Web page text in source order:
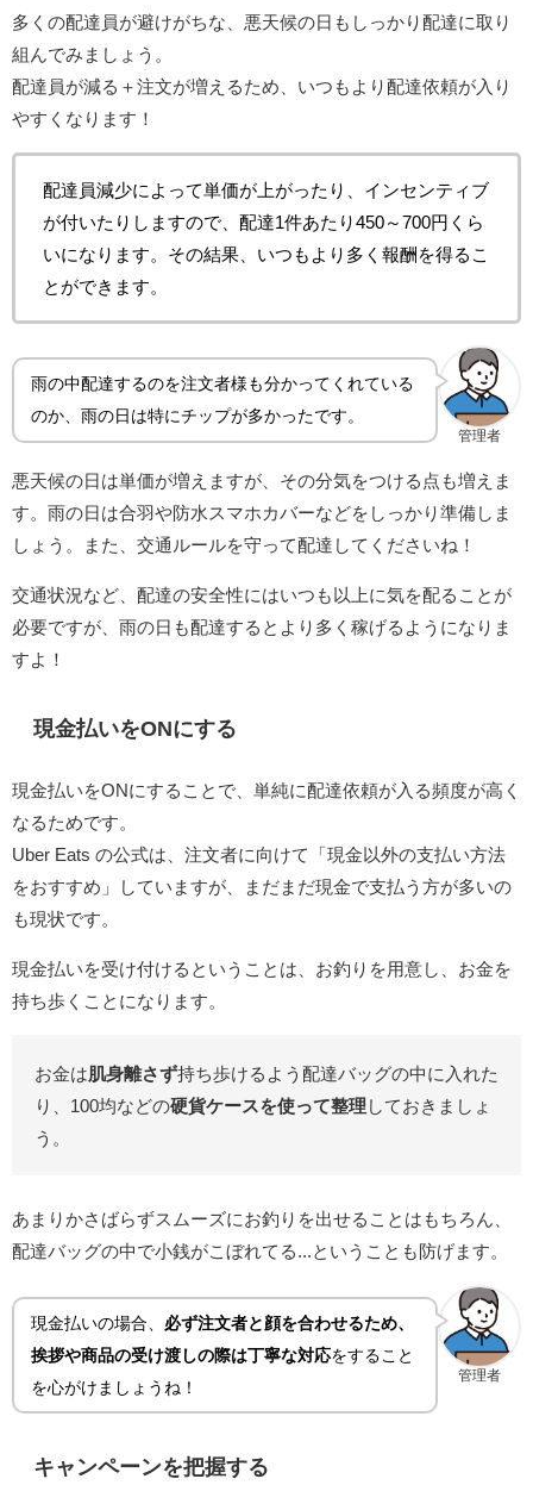
多くの配達員が避けがちな、悪天候の日もしっかり配達に取り
組んでみましょう。
配達員が減る＋注文が増えるため、いつもより配達依頼が入り
やすくなります！
配達員減少によって単価が上がったり、インセンティブ
が付いたりしますので、配達1件あたり450～700円くら
いになります。その結果、いつもより多く報酬を得るこ
とができます。
管理者
雨の中配達するのを注文者様も分かってくれている
のか、雨の日は特にチップが多かったです。
悪天候の日は単価が増えますが、その分気をつける点も増えま
す。雨の日は合羽や防水スマホカバーなどをしっかり準備しま
しょう。また、交通ルールを守って配達してくださいね！
交通状況など、配達の安全性にはいつも以上に気を配ることが
必要ですが、雨の日も配達するとより多く稼げるようになりま
すよ！
現金払いをONにする
現金払いをONにすることで、単純に配達依頼が入る頻度が高く
なるためです。
Uber Eats の公式は、注文者に向けて「現金以外の支払い方法
をおすすめ」していますが、まだまだ現金で支払う方が多いの
も現状です。
現金払いを受け付けるということは、お釣りを用意し、お金を
持ち歩くことになります。
お金は 肌身離さず持ち歩けるよう配達バッグの中に入れた
り、100均などの硬貨ケースを使って整理 しておきましょ
う。
あまりかさばらずスムーズにお釣りを出せることはもちろん、
配達バッグの中で小銭がこぼれてる...ということも防げます。
管理者
現金払いの場合、
必ず注文者と顔を合わせるため、
挨拶や商品の受け渡しの際は丁寧な対応をすること
を心がけましょうね！
キャンペーンを把握する